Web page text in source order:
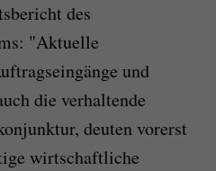
des
"Aktuelle
und
die verhaltende
deuten vorerst
wirtschaftliche